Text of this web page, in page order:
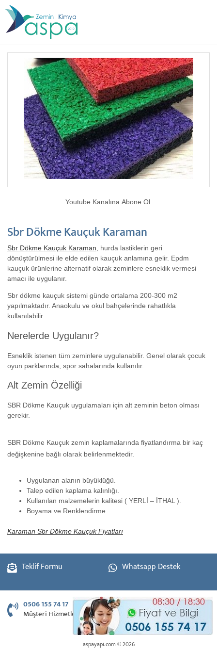
Youtube Kanalına Abone Ol.
Sbr Dökme Kauçuk Karaman
Sbr Dökme Kauçuk Karaman , hurda lastiklerin geri
dönüştürülmesi ile elde edilen kauçuk anlamına gelir. Epdm
kauçuk ürünlerine alternatif olarak zeminlere esneklik vermesi
amacı ile uygulanır.
Sbr dökme kauçuk sistemi günde ortalama 200-300 m2
yapılmaktadır. Anaokulu ve okul bahçelerinde rahatlıkla
kullanılabilir.
Nerelerde Uygulanır?
Esneklik istenen tüm zeminlere uygulanabilir. Genel olarak çocuk
oyun parklarında, spor sahalarında kullanılır.
Alt Zemin Özelliği
SBR Dökme Kauçuk uygulamaları için alt zeminin beton olması
gerekir.
SBR Dökme Kauçuk zemin kaplamalarında fiyatlandırma bir kaç
değişkenine bağlı olarak belirlenmektedir.
Uygulanan alanın büyüklüğü.
Talep edilen kaplama kalınlığı.
Kullanılan malzemelerin kalitesi ( YERLİ – İTHAL ).
Boyama ve Renklendirme
Karaman Sbr Dökme Kauçuk Fiyatları
Teklif Formu Whatsapp Destek
0506 155 74 17
Müşteri Hizmetleri
aspayapi.com © 2026